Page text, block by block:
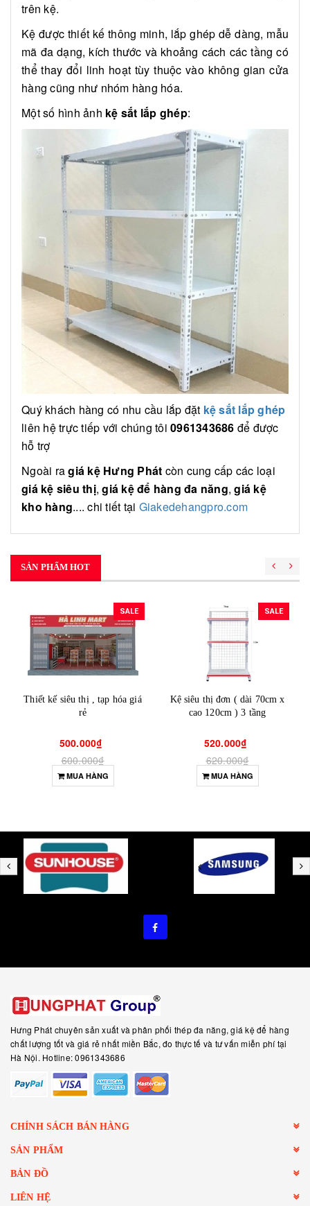
trên kệ.
Kệ được thiết kế thông minh, lắp ghép dễ dàng, mẫu
mã đa dạng, kích thước và khoảng cách các tầng có
thể thay đổi linh hoạt tùy thuộc vào không gian cửa
hàng cũng như nhóm hàng hóa.
Một số hình ảnh kệ sắt lắp ghép:
Quý khách hàng có nhu cầu lắp đặt kệ sắt lắp ghép
liên hệ trực tiếp với chúng tôi 0961343686 để được
hỗ trợ
Ngoài ragiá kệ Hưng Phát còn cung cấp các loại
giá kệ siêu thị,giá kệ để hàng đa năng,giá kệ
kho hàng.... chi tiết tại Giakedehangpro.com
SẢN PHẨM HOT
SALE
Thiết kế siêu thị , tạp hóa giá
rẻ
500.000₫
600.000₫
MUA HÀNG
SALE
Kệ siêu thị đơn ( dài 70cm x
cao 120cm ) 3 tầng
520.000₫
620.000₫
MUA HÀNG
Hưng Phát chuyên sản xuất và phân phối thép đa năng, giá kệ để hàng
chất lượng tốt và giá rẻ nhất miền Bắc, đo thực tế và tư vấn miễn phí tại
Hà Nội. Hotline: 0961343686
CHÍNH SÁCH BÁN HÀNG
SẢN PHẨM
BẢN ĐỒ
LIÊN HỆ